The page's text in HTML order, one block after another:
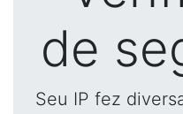
de
Seu IP fez